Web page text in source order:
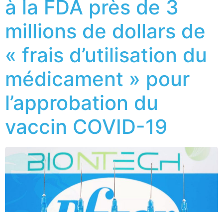
à la FDA près de 3
millions de dollars de
« frais d’utilisation du
médicament » pour
l’approbation du
vaccin COVID-19